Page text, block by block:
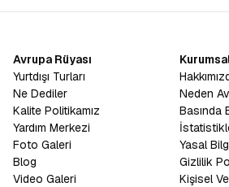
Avrupa Rüyası
Yurtdışı Turları
Ne Dediler
Kalite Politikamız
Yardım Merkezi
Foto Galeri
Blog
Video Galeri
Neden
Basında
Yasal
Gizlilik
Kişisel